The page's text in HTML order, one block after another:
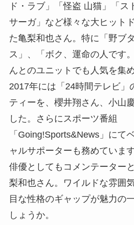
ド・ラブ」「怪盗 山猫」「ス
サーガ」など様々な大ヒット
た亀梨和也さん。特に「野ブ
ス」、「ボク、運命の人です
んとのユニットでも人気を集
2017年には「24時間テレビ」
ティーを、櫻井翔さん、小山
した。さらにスポーツ番組
「Going!Sports&News」にて
ャルサポーターも務めています
俳優としてもコメンテーター
梨和也さん。ワイルドな雰囲
目な性格のギャップが魅力の
しょうか。